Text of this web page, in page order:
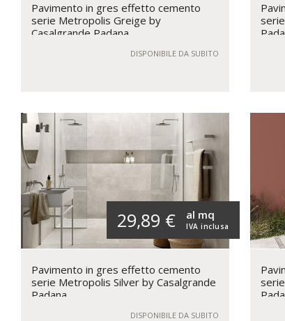
Pavimento in gres effetto cemento
serie Metropolis Greige by
Casalgrande Padana
DISPONIBILE DA SUBITO
29,89 € IVA inclusa
al mq
Pavimento in gres effetto cemento
serie Metropolis Silver by Casalgrande
Padana
DISPONIBILE DA SUBITO